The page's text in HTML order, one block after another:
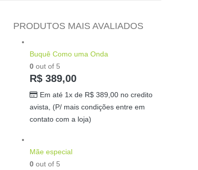
PRODUTOS MAIS AVALIADOS
Buquê Como uma Onda
0 out of 5
R$ 389,00
Em até 1x de R$ 389,00 no credito
avista, (P/ mais condições entre em
contato com a loja)
Mãe especial
0 out of 5